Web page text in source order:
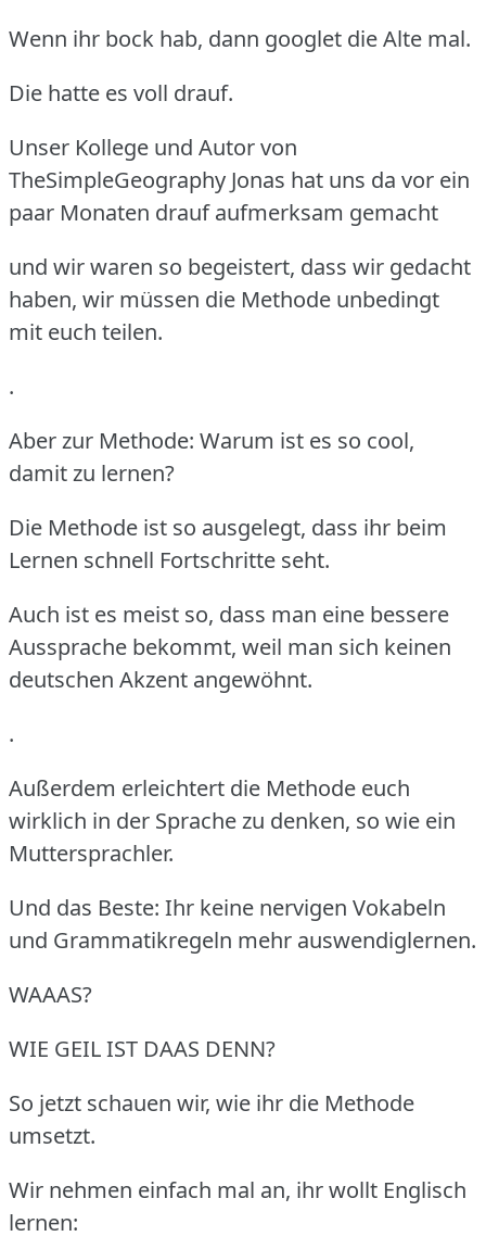
Wenn ihr bock hab, dann googlet die Alte mal.
Die hatte es voll drauf.
Unser Kollege und Autor von
TheSimpleGeography Jonas hat uns da vor ein
paar Monaten drauf aufmerksam gemacht
und wir waren so begeistert, dass wir gedacht
haben, wir müssen die Methode unbedingt
mit euch teilen.
.
Aber zur Methode: Warum ist es so cool,
damit zu lernen?
Die Methode ist so ausgelegt, dass ihr beim
Lernen schnell Fortschritte seht.
Auch ist es meist so, dass man eine bessere
Aussprache bekommt, weil man sich keinen
deutschen Akzent angewöhnt.
.
Außerdem erleichtert die Methode euch
wirklich in der Sprache zu denken, so wie ein
Muttersprachler.
Und das Beste: Ihr keine nervigen Vokabeln
und Grammatikregeln mehr auswendiglernen.
WAAAS?
WIE GEIL IST DAAS DENN?
So jetzt schauen wir, wie ihr die Methode
umsetzt.
Wir nehmen einfach mal an, ihr wollt Englisch
lernen: